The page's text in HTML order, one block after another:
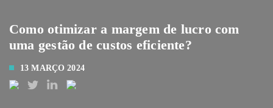
Como otimizar a margem de lucro com
uma gestão de custos eficiente?
13 MARÇO 2024